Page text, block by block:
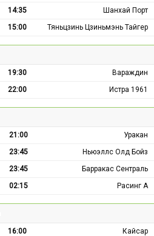
14:35
Шанхай Порт
15:00 Тяньцзинь Цзиньмэнь Тайгер
19:30
Вараждин
22:00 Истра 1961
21:00
Уракан
23:45
Ньюэллс Олд Бойз
23:45
Барракас Сентраль
02:15 Расинг А
16:00
Кайсар